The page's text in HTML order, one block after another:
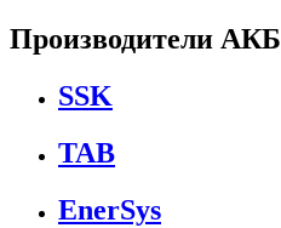
Производители АКБ
SSK
TAB
EnerSys